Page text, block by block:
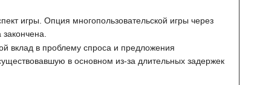
игры. Опция многопользовательской игры через
вклад в проблему спроса и предложения
в основном из-за длительных задержек